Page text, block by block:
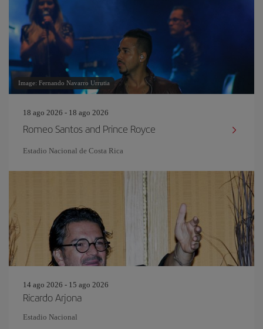
Image: Fernando Navarro Urrutia
18 ago 2026 - 18 ago 2026
Romeo Santos and Prince Royce
Estadio Nacional de Costa Rica
14 ago 2026 - 15 ago 2026
Ricardo Arjona
Estadio Nacional